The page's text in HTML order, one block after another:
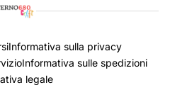
Informativa sulla privacy
Informativa sulle spedizioni
legale